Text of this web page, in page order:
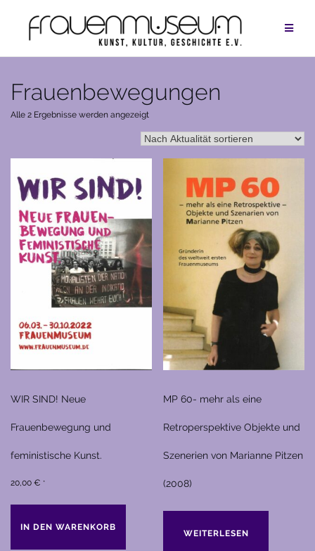
springen
Frauenbewegungen
Alle 2 Ergebnisse werden angezeigtNach
Aktualität
sortiert
WIR SIND! Neue
Frauenbewegung und
feministische Kunst.
20,00 € *
IN DEN WARENKORB
MP 60- mehr als eine
Retroperspektive Objekte und
Szenerien von Marianne Pitzen
(2008)
WEITERLESEN